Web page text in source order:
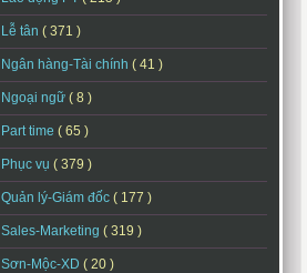
Lễ tân ( 371 )
Ngân hàng-Tài chính ( 41 )
Ngoại ngữ ( 8 )
Part time ( 65 )
Phục vụ ( 379 )
Quản lý-Giám đốc ( 177 )
Sales-Marketing ( 319 )
Sơn-Mộc-XD ( 20 )